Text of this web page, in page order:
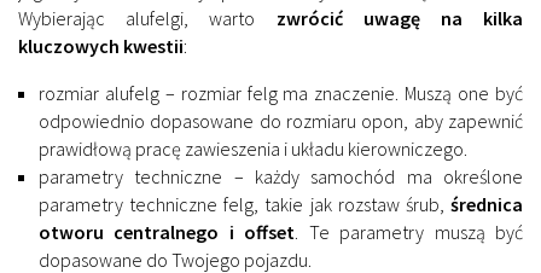
Wybierając alufelgi, warto zwrócić uwagę na kilka
kluczowych kwestii:
rozmiar alufelg – rozmiar felg ma znaczenie. Muszą one być
odpowiednio dopasowane do rozmiaru opon, aby zapewnić
prawidłową pracę zawieszenia i układu kierowniczego.
parametry techniczne – każdy samochód ma określone
parametry techniczne felg, takie jak rozstaw śrub, średnica
otworu centralnego i offset . Te parametry muszą być
dopasowane do Twojego pojazdu.